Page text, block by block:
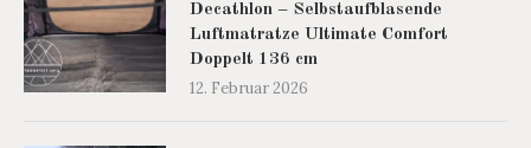
Decathlon – Selbstaufblasende
Luftmatratze Ultimate Comfort
Doppelt 136 cm
12. Februar 2026